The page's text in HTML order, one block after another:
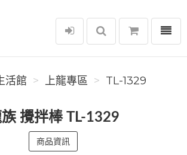
館
選單
活館 上龍專區 TL-1329
攪拌棒 TL-1329
商品資訊